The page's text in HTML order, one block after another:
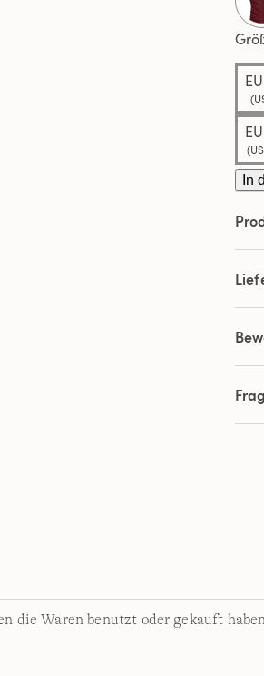
In
die Waren benutzt oder gekauft